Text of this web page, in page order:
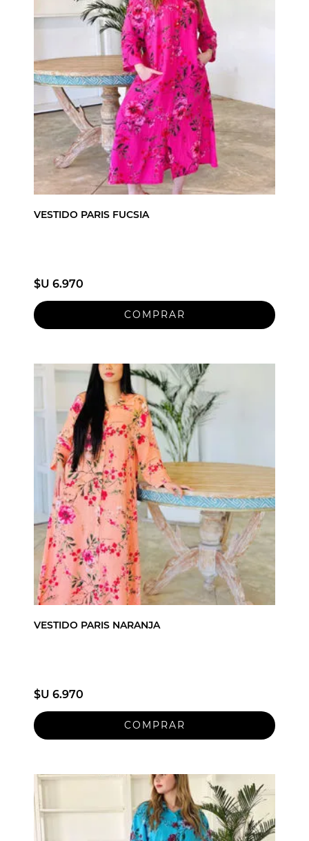
VESTIDO PARIS FUCSIA
$U 6.970
VESTIDO PARIS NARANJA
$U 6.970